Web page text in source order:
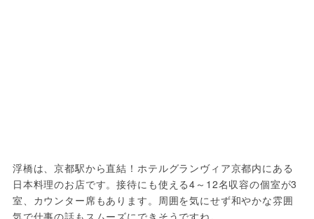
浮橋は、京都駅から直結！ホテルグランヴィア京都内にある
日本料理のお店です。接待にも使える4～12名収容の個室が3
室、カウンター席もあります。周囲を気にせず和やかな雰囲